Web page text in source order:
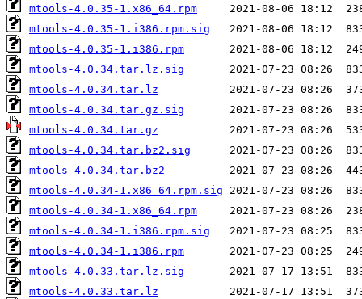
mtools-4.0.35-1.x86_64.rpm
mtools-4.0.35-1.i386.rpm.sig
mtools-4.0.35-1.i386.rpm
mtools-4.0.34.tar.lz.sig
mtools-4.0.34.tar.lz
mtools-4.0.34.tar.gz.sig
mtools-4.0.34.tar.gz
mtools-4.0.34.tar.bz2.sig
mtools-4.0.34.tar.bz2
mtools-4.0.34-1.x86_64.rpm.sig
mtools-4.0.34-1.x86_64.rpm
mtools-4.0.34-1.i386.rpm.sig
mtools-4.0.34-1.i386.rpm
mtools-4.0.33.tar.lz.sig
mtools-4.0.33.tar.lz